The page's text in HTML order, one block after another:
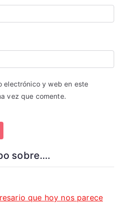
electrónico y web en este
vez que comente.
sobre….
que hoy nos parece